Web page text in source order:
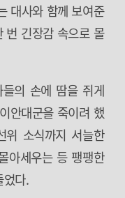
대사와 함께 보여준
번 긴장감 속으로 몰
의 손에 땀을 쥐게
안대군을 죽이려 했
위 소식까지 서늘한
아세우는 등 팽팽한
었다.